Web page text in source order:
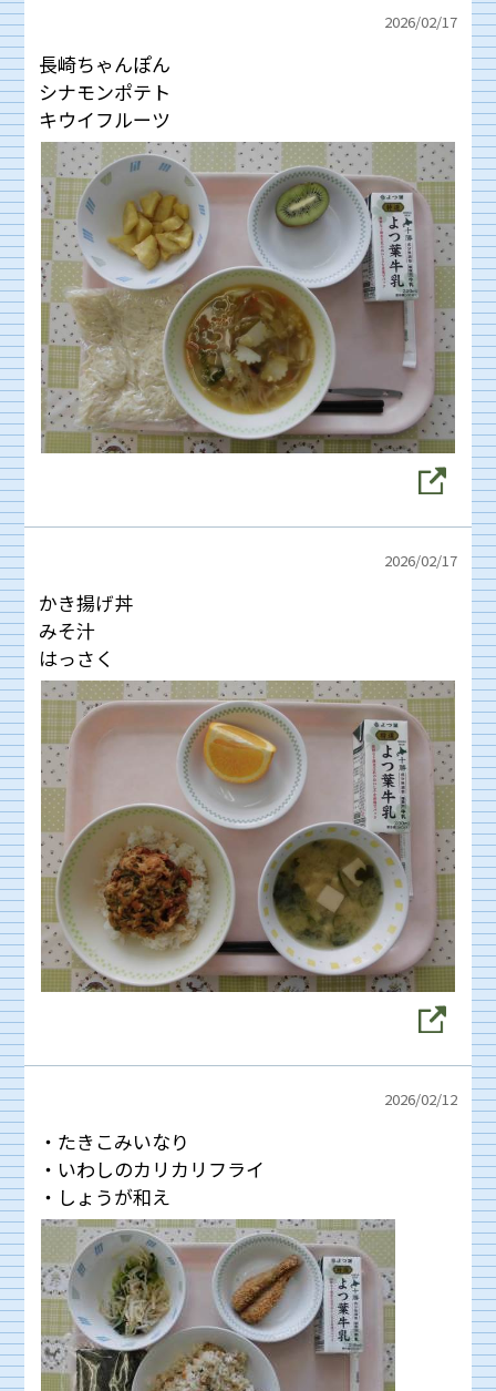
2026/02/17
長崎ちゃんぽん
シナモンポテト
キウイフルーツ
2026/02/17
かき揚げ丼
みそ汁
はっさく
2026/02/12
・たきこみいなり
・いわしのカリカリフライ
・しょうが和え